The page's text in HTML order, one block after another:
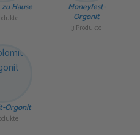
Hause Moneyfest-
Orgonit
3 Produkte
Orgonit